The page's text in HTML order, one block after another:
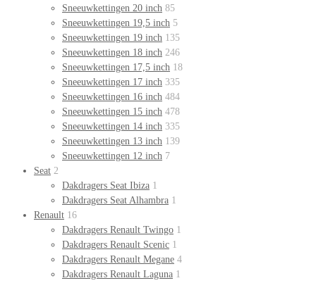
Sneeuwkettingen 20 inch 85
Sneeuwkettingen 19,5 inch 5
Sneeuwkettingen 19 inch 135
Sneeuwkettingen 18 inch 246
Sneeuwkettingen 17,5 inch 18
Sneeuwkettingen 17 inch 335
Sneeuwkettingen 16 inch 484
Sneeuwkettingen 15 inch 478
Sneeuwkettingen 14 inch 335
Sneeuwkettingen 13 inch 139
Sneeuwkettingen 12 inch 7
Seat 2
Dakdragers Seat Ibiza 1
Dakdragers Seat Alhambra 1
Renault 16
Dakdragers Renault Twingo 1
Dakdragers Renault Scenic 1
Dakdragers Renault Megane 4
Dakdragers Renault Laguna 1